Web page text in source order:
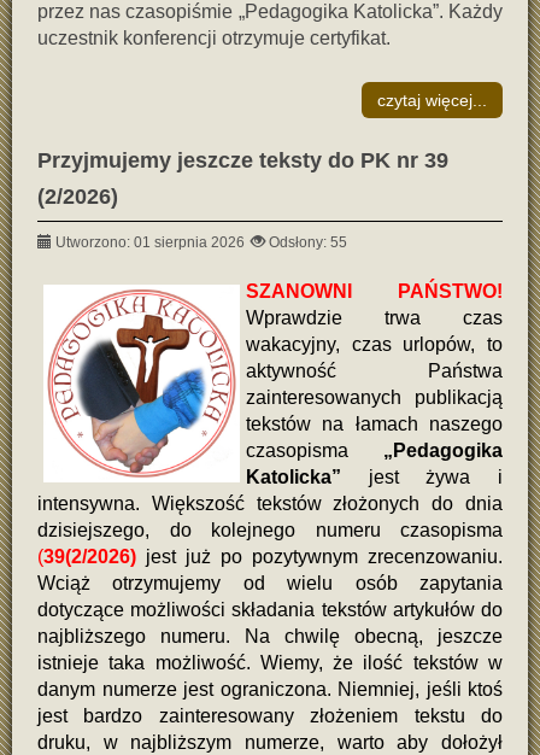
przez nas czasopiśmie „Pedagogika Katolicka”. Każdy
uczestnik konferencji otrzymuje certyfikat.
czytaj więcej...
Przyjmujemy jeszcze teksty do PK nr 39
(2/2026)
Utworzono: 01 sierpnia 2026 Odsłony: 55
SZANOWNI PAŃSTWO!
Wprawdzie trwa czas
wakacyjny, czas urlopów, to
aktywność Państwa
zainteresowanych publikacją
tekstów na łamach naszego
czasopisma „Pedagogika
Katolicka” jest żywa i
intensywna. Większość tekstów złożonych do dnia
dzisiejszego, do kolejnego numeru czasopisma
(39(2/2026) jest już po pozytywnym zrecenzowaniu.
Wciąż otrzymujemy od wielu osób zapytania
dotyczące możliwości składania tekstów artykułów do
najbliższego numeru. Na chwilę obecną, jeszcze
istnieje taka możliwość. Wiemy, że ilość tekstów w
danym numerze jest ograniczona. Niemniej, jeśli ktoś
jest bardzo zainteresowany złożeniem tekstu do
druku, w najbliższym numerze, warto aby dołożył